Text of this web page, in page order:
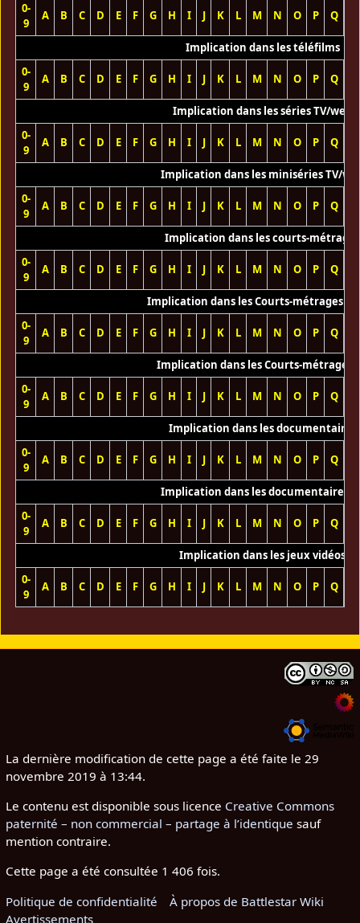
0-
9
A B C D E F G H I J K L M N O P Q
Implication dans les téléfilms
0-
9
A B C D E F G H I J K L M N O P Q
Implication dans les séries TV/web
0-
9
A B C D E F G H I J K L M N O P Q
Implication dans les miniséries TV/
0-
9
A B C D E F G H I J K L M N O P Q
Implication dans les courts-métrages
0-
9
A B C D E F G H I J K L M N O P Q
Implication dans les Courts-métrages
0-
9
A B C D E F G H I J K L M N O P Q
Implication dans les Courts-métrages
0-
9
A B C D E F G H I J K L M N O P Q
Implication dans les documentaires
0-
9
A B C D E F G H I J K L M N O P Q
Implication dans les documentaires
0-
9
A B C D E F G H I J K L M N O P Q
Implication dans les jeux vidéos
0-
9
A B C D E F G H I J K L M N O P Q
La dernière modification de cette page a été faite le 29
novembre 2019 à 13:44.
Le contenu est disponible sous licence Creative Commons
paternité – non commercial – partage à l’identique sauf
mention contraire.
Cette page a été consultée 1 406 fois.
Politique de confidentialité
À propos de Battlestar Wiki
Avertissements